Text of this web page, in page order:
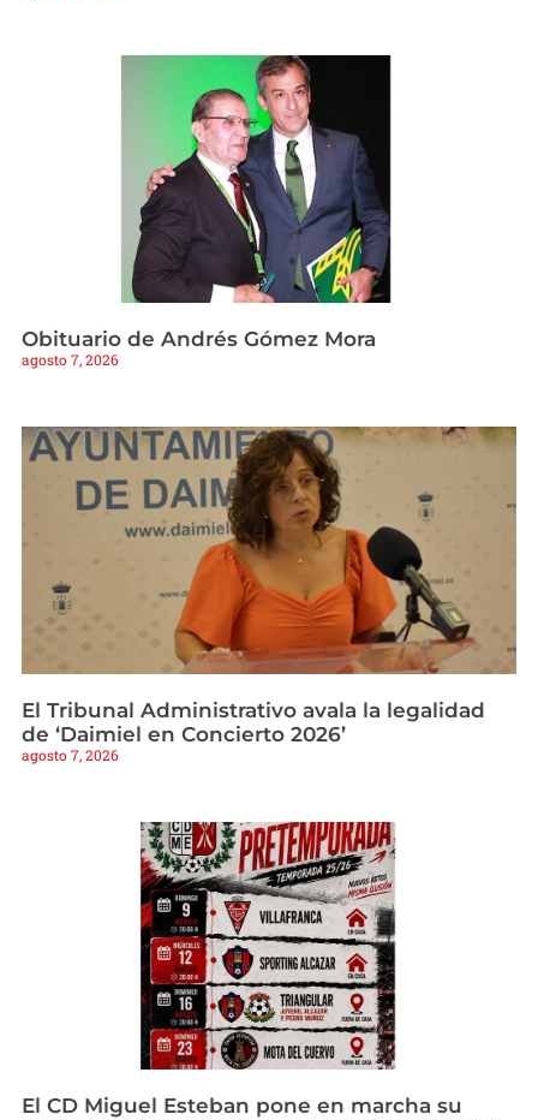
Obituario de Andrés Gómez Mora
agosto 7, 2026
El Tribunal Administrativo avala la legalidad
de ‘Daimiel en Concierto 2026’
agosto 7, 2026
El CD Miguel Esteban pone en marcha su